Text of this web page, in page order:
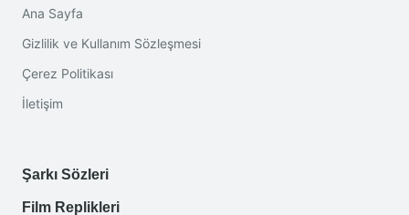
Ana Sayfa
Gizlilik ve Kullanım Sözleşmesi
Çerez Politikası
İletişim
Şarkı Sözleri
Film Replikleri